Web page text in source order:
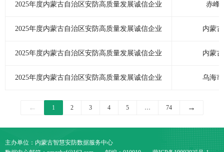
2025年度内蒙古自治区安防高质量发展诚信企业 赤峰
2025年度内蒙古自治区安防高质量发展诚信企业 内蒙
2025年度内蒙古自治区安防高质量发展诚信企业 内蒙
2025年度内蒙古自治区安防高质量发展诚信企业 乌海
← 1 2 3 4 5 … 74 →
主办单位：内蒙古智慧安防数据服务中心